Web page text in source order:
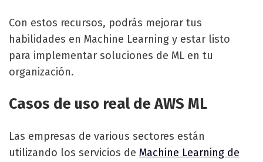
Con estos recursos, podrás mejorar tus
habilidades en Machine Learning y estar listo
para implementar soluciones de ML en tu
organización.
Casos de uso real de AWS ML
Las empresas de various sectores están
utilizando los servicios de Machine Learning de